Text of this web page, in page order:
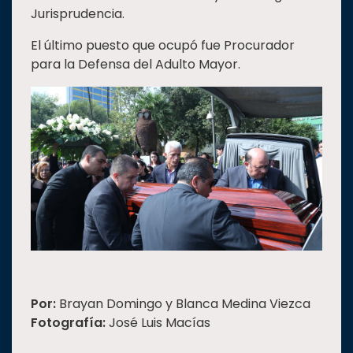
Jurisprudencia.
El último puesto que ocupó fue Procurador
para la Defensa del Adulto Mayor.
Por: Brayan Domingo y Blanca Medina Viezca
Fotografía:José Luis Macías